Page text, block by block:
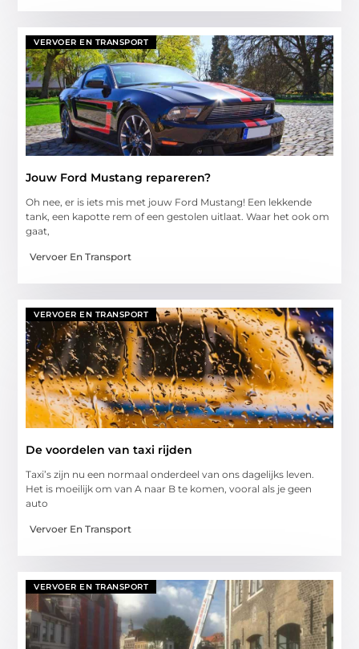
VERVOER EN TRANSPORT
Jouw Ford Mustang repareren?
Oh nee, er is iets mis met jouw Ford Mustang! Een lekkende
tank, een kapotte rem of een gestolen uitlaat. Waar het ook om
gaat,
Vervoer En Transport
VERVOER EN TRANSPORT
De voordelen van taxi rijden
Taxi’s zijn nu een normaal onderdeel van ons dagelijks leven.
Het is moeilijk om van A naar B te komen, vooral als je geen
auto
Vervoer En Transport
VERVOER EN TRANSPORT